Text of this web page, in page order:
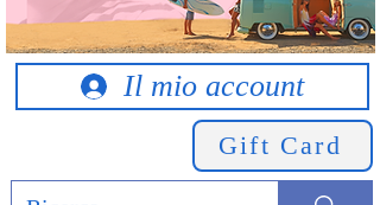
Il mio account
Gift Card